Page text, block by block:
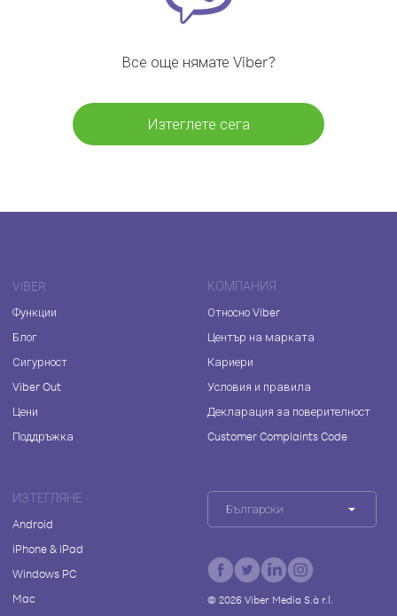
Все още нямате Viber?
Изтеглете сега
VIBER
Функции
Блог
Сигурност
Viber Out
Цени
Поддръжка
КОМПАНИЯ
Относно Viber
Център на марката
Кариери
Условия и правила
Декларация за поверителност
Customer Complaints Code
ИЗТЕГЛЯНЕ
Android
iPhone & iPad
Windows PC
Mac
Български
© 2026Viber Media S.à r.l.